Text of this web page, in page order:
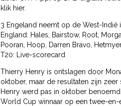
klik hier.
3 Engeland neemt op de West-Indië
England: Hales, Bairstow, Root,
Pooran, Hoop, Darren Bravo,
T20: Live-scorecard
Thierry Henry is ontslagen door
oktober, maar de resultaten zijn
Henry werd pas in oktober
World Cup winnaar op een twee-en-